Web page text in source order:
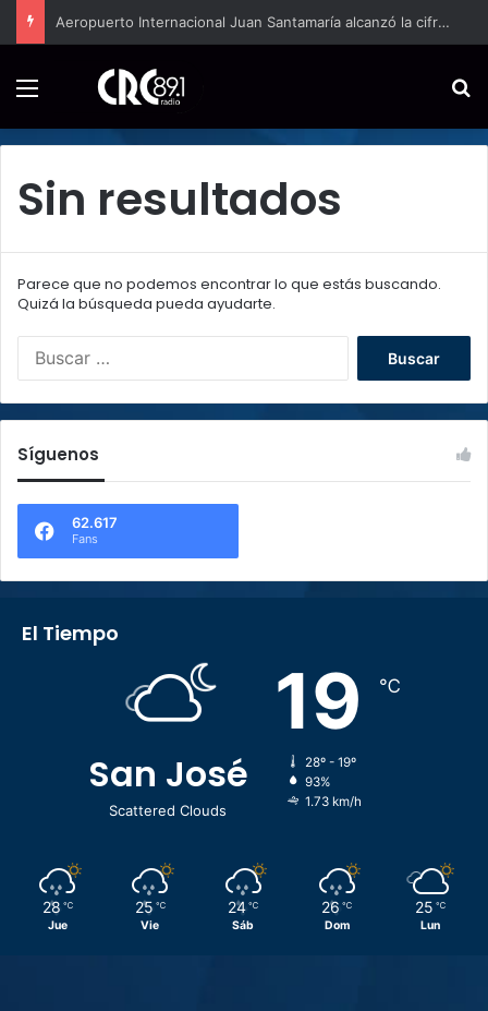
Aeropuerto Internacional Juan Santamaría alcanzó la cifra récord de reportes por interferencias con luces láser
Sin resultados
Parece que no podemos encontrar lo que estás buscando.
Quizá la búsqueda pueda ayudarte.
:
Síguenos
62.617
Fans
El Tiempo
San José
Scattered Clouds
19 ℃
28º - 19º
93%
1.73 km/h
28 ℃
Jue
25 ℃
Vie
24 ℃
Sáb
26 ℃
Dom
25 ℃
Lun